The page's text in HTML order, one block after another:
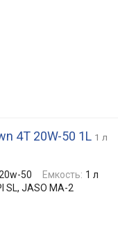
4T 20W-50 1L 1 л
50 Емкость: 1 л
SL, JASO MA-2